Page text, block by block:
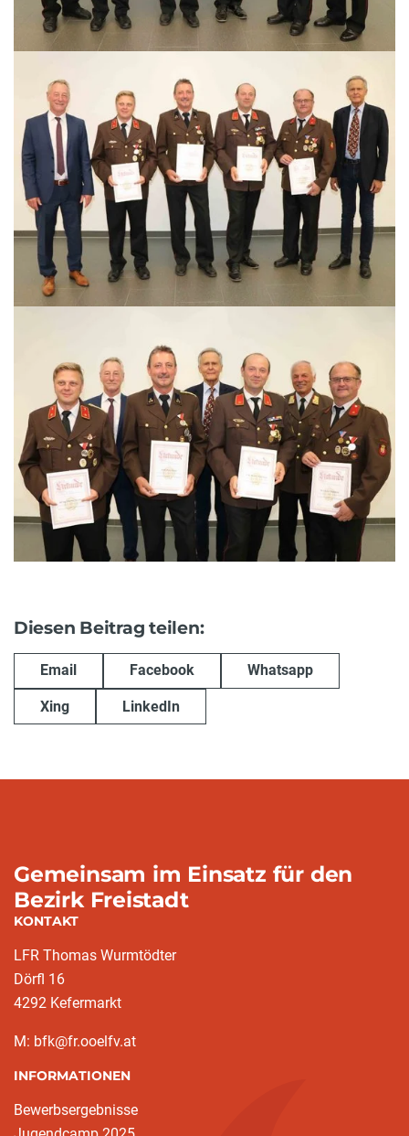
Diesen Beitrag teilen:
Email Facebook Whatsapp
Xing LinkedIn
Gemeinsam im Einsatz für den
Bezirk Freistadt
KONTAKT
LFR Thomas Wurmtödter
Dörfl 16
4292 Kefermarkt
M: bfk@fr.ooelfv.at
INFORMATIONEN
Bewerbsergebnisse